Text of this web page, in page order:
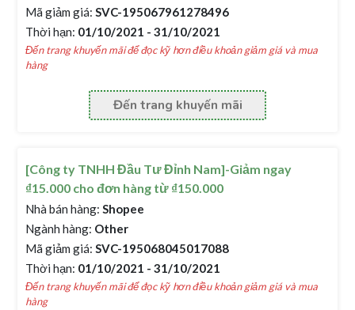
Mã giảm giá: SVC-195067961278496
Thời hạn: 01/10/2021 - 31/10/2021
Đến trang khuyến mãi để đọc kỹ hơn điều khoản giảm giá và mua
hàng
Đến trang khuyến mãi
[Công ty TNHH Đầu Tư Đỉnh Nam]-Giảm ngay
₫15.000 cho đơn hàng từ ₫150.000
Nhà bán hàng: Shopee
Ngành hàng: Other
Mã giảm giá: SVC-195068045017088
Thời hạn: 01/10/2021 - 31/10/2021
Đến trang khuyến mãi để đọc kỹ hơn điều khoản giảm giá và mua
hàng